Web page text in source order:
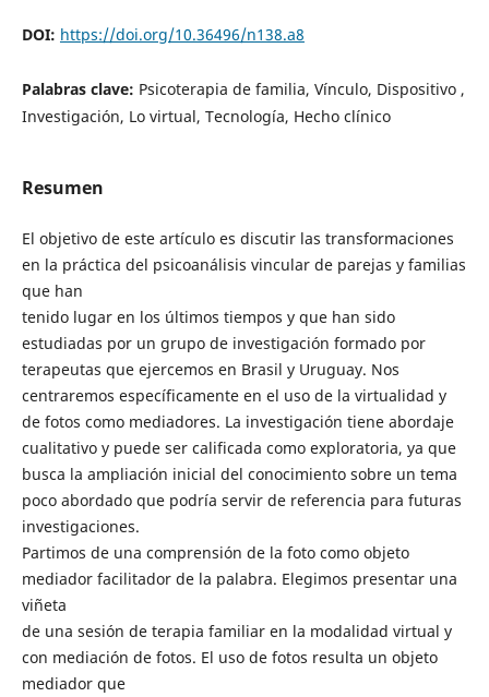
DOI: https://doi.org/10.36496/n138.a8
Palabras clave: Psicoterapia de familia, Vínculo, Dispositivo ,
Investigación, Lo virtual, Tecnología, Hecho clínico
Resumen
El objetivo de este artículo es discutir las transformaciones
en la práctica del psicoanálisis vincular de parejas y familias
que han
tenido lugar en los últimos tiempos y que han sido
estudiadas por un grupo de investigación formado por
terapeutas que ejercemos en Brasil y Uruguay. Nos
centraremos específicamente en el uso de la virtualidad y
de fotos como mediadores. La investigación tiene abordaje
cualitativo y puede ser calificada como exploratoria, ya que
busca la ampliación inicial del conocimiento sobre un tema
poco abordado que podría servir de referencia para futuras
investigaciones.
Partimos de una comprensión de la foto como objeto
mediador facilitador de la palabra. Elegimos presentar una
viñeta
de una sesión de terapia familiar en la modalidad virtual y
con mediación de fotos. El uso de fotos resulta un objeto
mediador que